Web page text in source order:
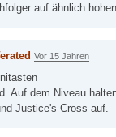
auf ähnlich
Vor 15 Jahren
Auf dem Niveau
Justice's Cross auf.